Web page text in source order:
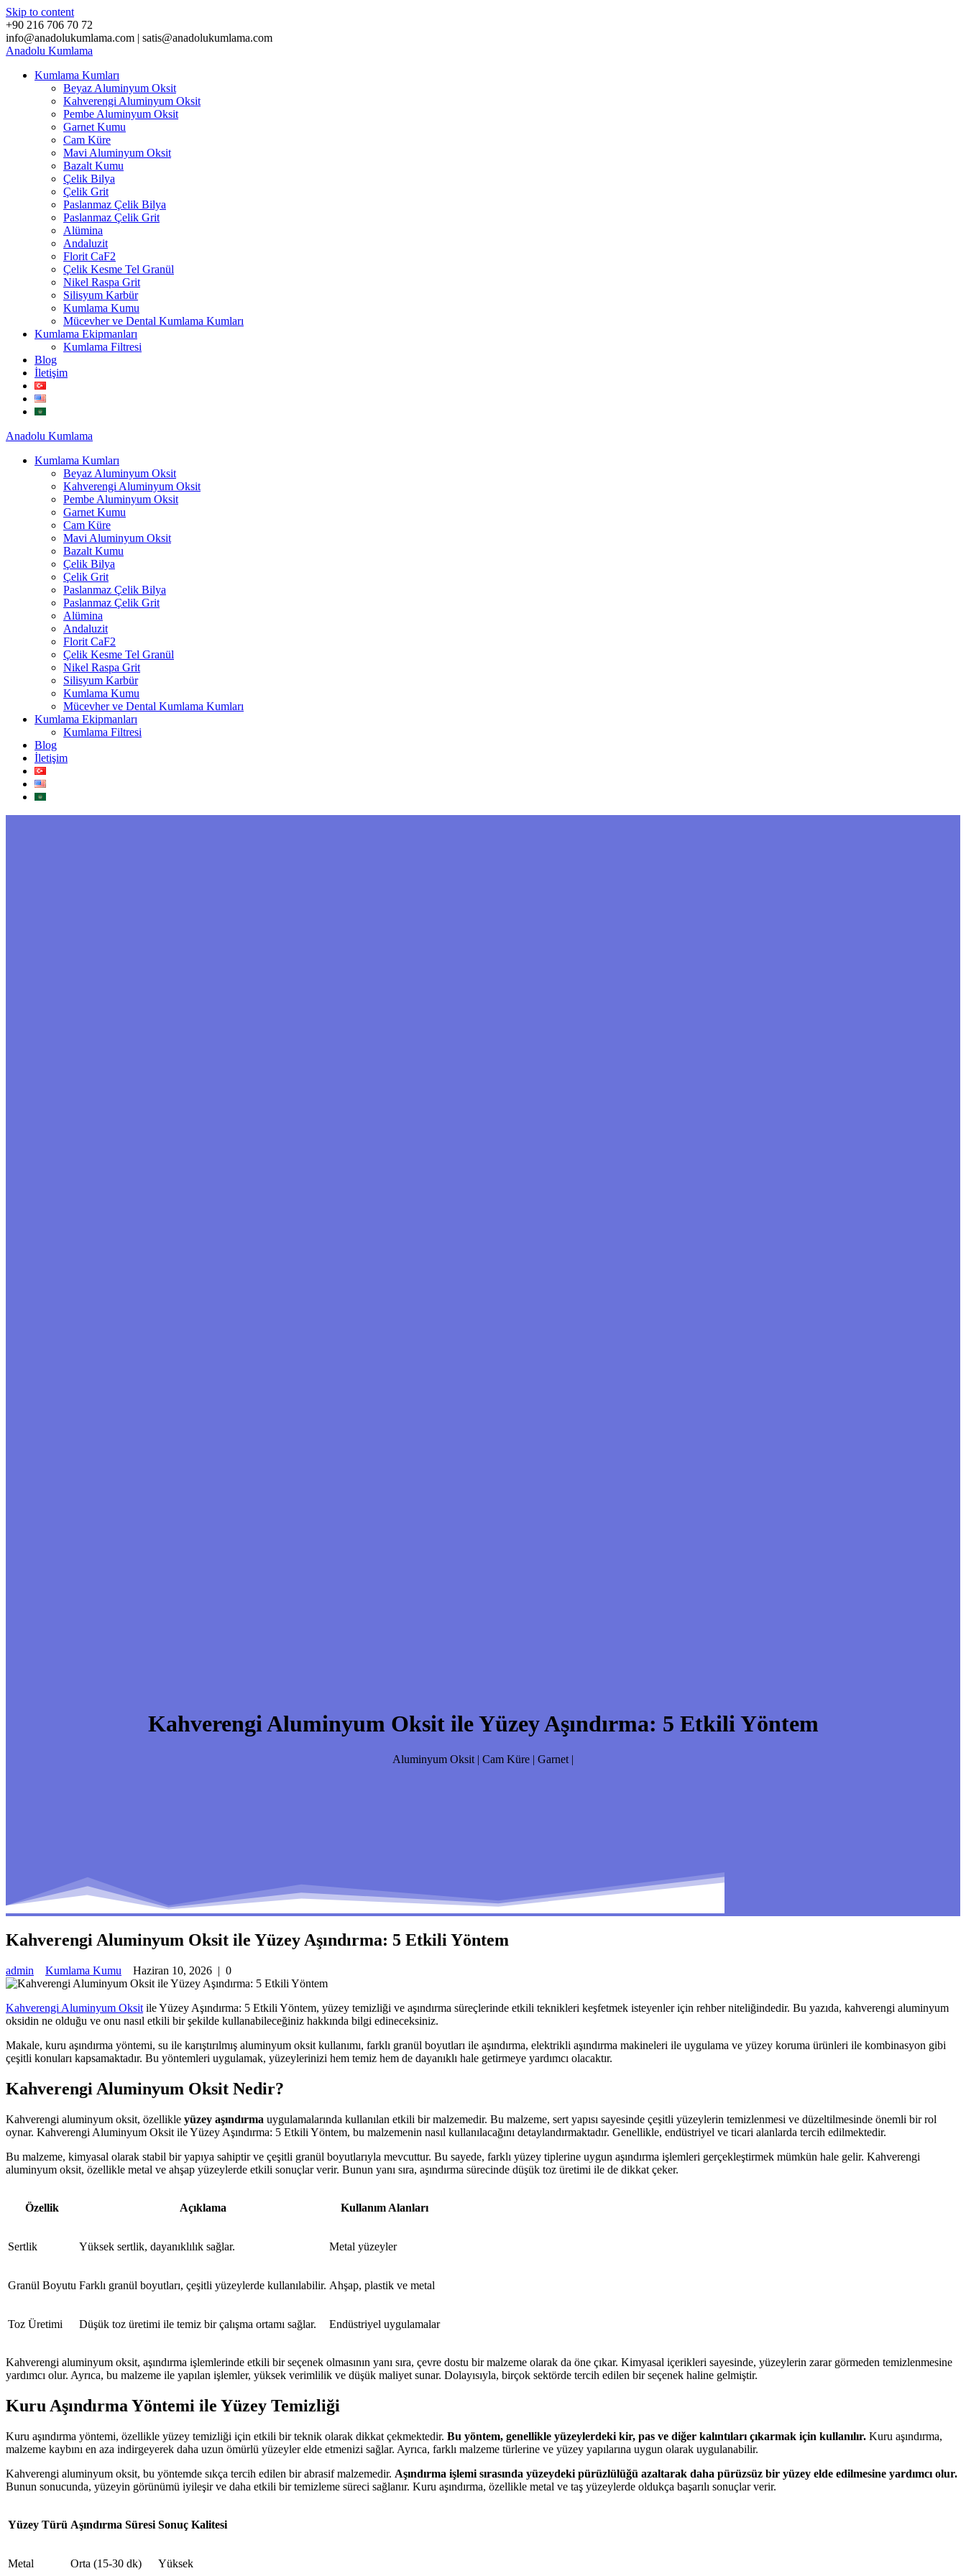
Skip to content
+90 216 706 70 72
info@anadolukumlama.com | satis@anadolukumlama.com
Anadolu Kumlama
Kumlama Kumları
Beyaz Aluminyum Oksit
Kahverengi Aluminyum Oksit
Pembe Aluminyum Oksit
Garnet Kumu
Cam Küre
Mavi Aluminyum Oksit
Bazalt Kumu
Çelik Bilya
Çelik Grit
Paslanmaz Çelik Bilya
Paslanmaz Çelik Grit
Alümina
Andaluzit
Florit CaF2
Çelik Kesme Tel Granül
Nikel Raspa Grit
Silisyum Karbür
Kumlama Kumu
Mücevher ve Dental Kumlama Kumları
Kumlama Ekipmanları
Kumlama Filtresi
Blog
İletişim
Anadolu Kumlama
Kumlama Kumları
Beyaz Aluminyum Oksit
Kahverengi Aluminyum Oksit
Pembe Aluminyum Oksit
Garnet Kumu
Cam Küre
Mavi Aluminyum Oksit
Bazalt Kumu
Çelik Bilya
Çelik Grit
Paslanmaz Çelik Bilya
Paslanmaz Çelik Grit
Alümina
Andaluzit
Florit CaF2
Çelik Kesme Tel Granül
Nikel Raspa Grit
Silisyum Karbür
Kumlama Kumu
Mücevher ve Dental Kumlama Kumları
Kumlama Ekipmanları
Kumlama Filtresi
Blog
İletişim
Kahverengi Aluminyum Oksit ile Yüzey Aşındırma: 5 Etkili Yöntem
Aluminyum Oksit | Cam Küre | Garnet |
Kahverengi Aluminyum Oksit ile Yüzey Aşındırma: 5 Etkili Yöntem
admin Kumlama Kumu Haziran 10, 2026 | 0
Kahverengi Aluminyum Oksit ile Yüzey Aşındırma: 5 Etkili Yöntem, yüzey temizliği ve aşındırma süreçlerinde etkili teknikleri keşfetmek isteyenler için rehber niteliğindedir. Bu yazıda, kahverengi aluminyum
oksidin ne olduğu ve onu nasıl etkili bir şekilde kullanabileceğiniz hakkında bilgi edineceksiniz.
Makale, kuru aşındırma yöntemi, su ile karıştırılmış aluminyum oksit kullanımı, farklı granül boyutları ile aşındırma, elektrikli aşındırma makineleri ile uygulama ve yüzey koruma ürünleri ile kombinasyon gibi
çeşitli konuları kapsamaktadır. Bu yöntemleri uygulamak, yüzeylerinizi hem temiz hem de dayanıklı hale getirmeye yardımcı olacaktır.
Kahverengi Aluminyum Oksit Nedir?
Kahverengi aluminyum oksit, özellikle yüzey aşındırma uygulamalarında kullanılan etkili bir malzemedir. Bu malzeme, sert yapısı sayesinde çeşitli yüzeylerin temizlenmesi ve düzeltilmesinde önemli bir rol
oynar. Kahverengi Aluminyum Oksit ile Yüzey Aşındırma: 5 Etkili Yöntem, bu malzemenin nasıl kullanılacağını detaylandırmaktadır. Genellikle, endüstriyel ve ticari alanlarda tercih edilmektedir.
Bu malzeme, kimyasal olarak stabil bir yapıya sahiptir ve çeşitli granül boyutlarıyla mevcuttur. Bu sayede, farklı yüzey tiplerine uygun aşındırma işlemleri gerçekleştirmek mümkün hale gelir. Kahverengi
aluminyum oksit, özellikle metal ve ahşap yüzeylerde etkili sonuçlar verir. Bunun yanı sıra, aşındırma sürecinde düşük toz üretimi ile de dikkat çeker.
Özellik Açıklama Kullanım Alanları
Sertlik Yüksek sertlik, dayanıklılık sağlar. Metal yüzeyler
Granül Boyutu Farklı granül boyutları, çeşitli yüzeylerde kullanılabilir. Ahşap, plastik ve metal
Toz Üretimi Düşük toz üretimi ile temiz bir çalışma ortamı sağlar. Endüstriyel uygulamalar
Kahverengi aluminyum oksit, aşındırma işlemlerinde etkili bir seçenek olmasının yanı sıra, çevre dostu bir malzeme olarak da öne çıkar. Kimyasal içerikleri sayesinde, yüzeylerin zarar görmeden temizlenmesine
yardımcı olur. Ayrıca, bu malzeme ile yapılan işlemler, yüksek verimlilik ve düşük maliyet sunar. Dolayısıyla, birçok sektörde tercih edilen bir seçenek haline gelmiştir.
Kuru Aşındırma Yöntemi ile Yüzey Temizliği
Kuru aşındırma yöntemi, özellikle yüzey temizliği için etkili bir teknik olarak dikkat çekmektedir. Bu yöntem, genellikle yüzeylerdeki kir, pas ve diğer kalıntıları çıkarmak için kullanılır. Kuru aşındırma,
malzeme kaybını en aza indirgeyerek daha uzun ömürlü yüzeyler elde etmenizi sağlar. Ayrıca, farklı malzeme türlerine ve yüzey yapılarına uygun olarak uygulanabilir.
Kahverengi aluminyum oksit, bu yöntemde sıkça tercih edilen bir abrasif malzemedir. Aşındırma işlemi sırasında yüzeydeki pürüzlülüğü azaltarak daha pürüzsüz bir yüzey elde edilmesine yardımcı olur.
Bunun sonucunda, yüzeyin görünümü iyileşir ve daha etkili bir temizleme süreci sağlanır. Kuru aşındırma, özellikle metal ve taş yüzeylerde oldukça başarılı sonuçlar verir.
Yüzey Türü Aşındırma Süresi Sonuç Kalitesi
Metal Orta (15-30 dk) Yüksek